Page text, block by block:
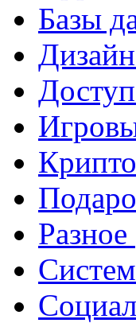
Базы
Дизайн
Разное